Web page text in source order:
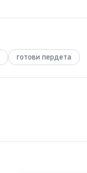
готови пердета